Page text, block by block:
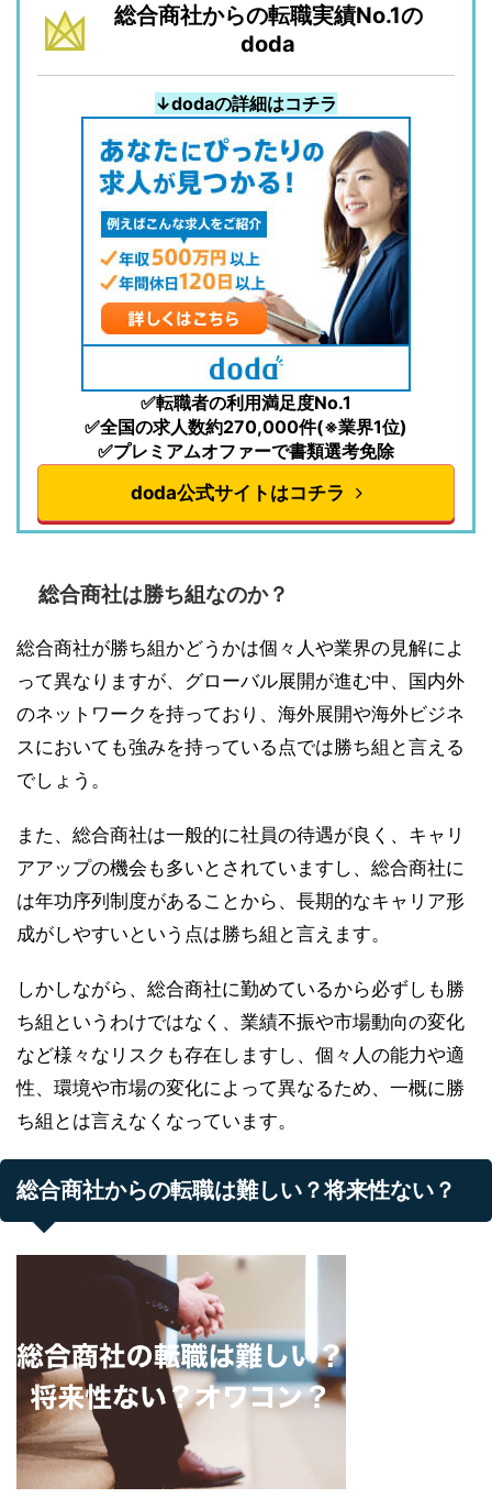
総合商社からの転職実績No.1の
doda
↓dodaの詳細はコチラ
✅転職者の利用満足度No.1
✅全国の求人数約270,000件(※業界1位)
✅プレミアムオファーで書類選考免除
doda公式サイトはコチラ
総合商社は勝ち組なのか？
総合商社が勝ち組かどうかは個々人や業界の見解によ
って異なりますが、グローバル展開が進む中、国内外
のネットワークを持っており、海外展開や海外ビジネ
スにおいても強みを持っている点では勝ち組と言える
でしょう。
また、総合商社は一般的に社員の待遇が良く、キャリ
アアップの機会も多いとされていますし、総合商社に
は年功序列制度があることから、長期的なキャリア形
成がしやすいという点は勝ち組と言えます。
しかしながら、総合商社に勤めているから必ずしも勝
ち組というわけではなく、業績不振や市場動向の変化
など様々なリスクも存在しますし、個々人の能力や適
性、環境や市場の変化によって異なるため、一概に勝
ち組とは言えなくなっています。
総合商社からの転職は難しい？将来性ない？